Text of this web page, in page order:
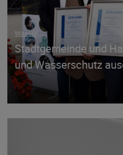
Wasser
Stadtgemeinde und
und Wasserschutz